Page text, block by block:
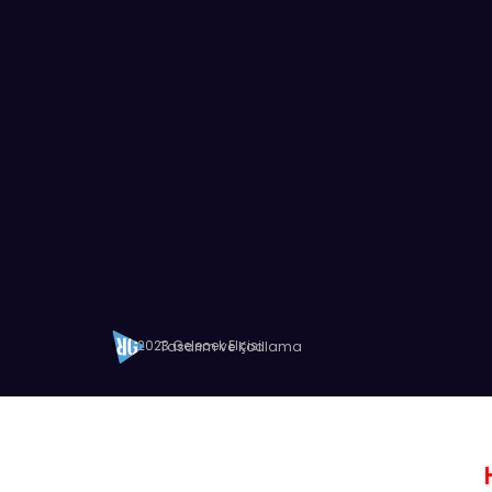
2023 Gelecek Elçisi
Tasarım ve Kodlama